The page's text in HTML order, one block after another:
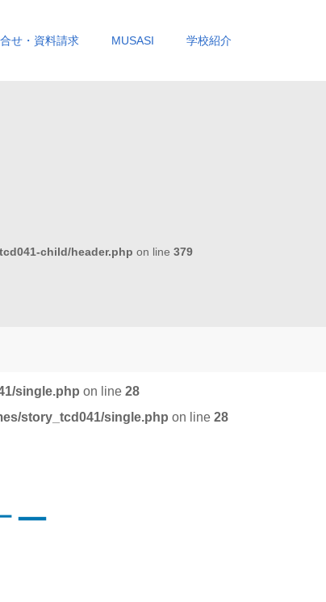
せ・資料請求 MUSASI 学校紹介
child/header.php on line 379
single.php on line 28
story_tcd041/single.php on line 28
ー